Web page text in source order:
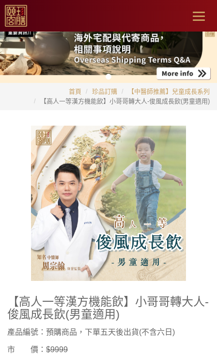
首頁 珍品訂購
【中醫師推薦】兒童成長系列
【高人一等漢方機能飲】小哥哥轉大人-俊風成長飲(男童適用)
【高人一等漢方機能飲】小哥哥轉大人-
俊風成長飲(男童適用)
產品編號：預購商品，下單五天後出貨(不含六日)
市 價： $9999